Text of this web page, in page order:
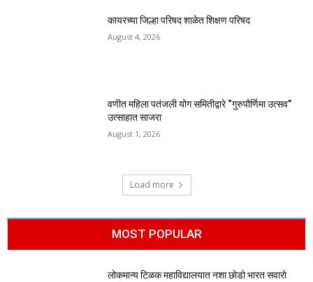
कायरच्या जिल्हा परिषद शाळेत शिक्षण परिषद
August 4, 2026
वणीत महिला पतंजली योग समितीद्वारे “गुरुपौर्णिमा उत्सव”
उत्साहात साजरा
August 1, 2026
Load more
MOST POPULAR
लोकमान्य टिळक महाविद्यालयात नशा छोडो भारत सवारो